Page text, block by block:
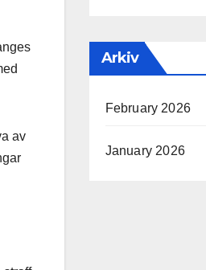
av
Arkiv
February 2026
January 2026